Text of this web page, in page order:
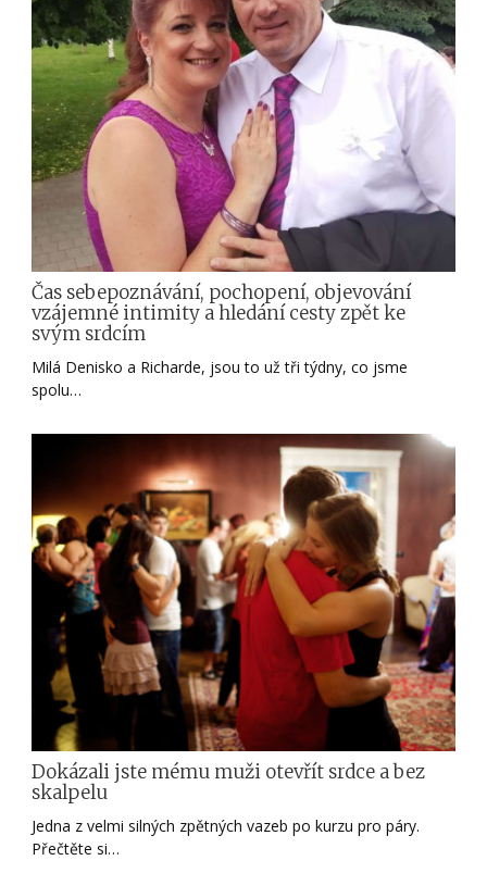
Čas sebepoznávání, pochopení, objevování
vzájemné intimity a hledání cesty zpět ke
svým srdcím
Milá Denisko a Richarde, jsou to už tři týdny, co jsme
spolu…
Dokázali jste mému muži otevřít srdce a bez
skalpelu
Jedna z velmi silných zpětných vazeb po kurzu pro páry.
Přečtěte si…